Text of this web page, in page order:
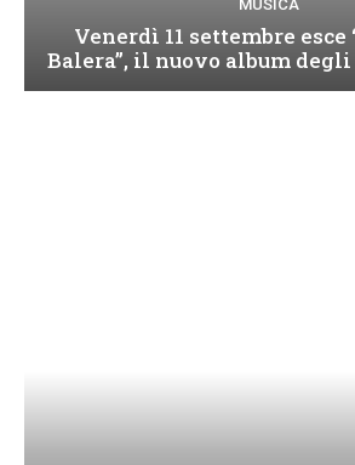
MUSICA
Venerdì 11 settembre
Balera”, il nuovo album